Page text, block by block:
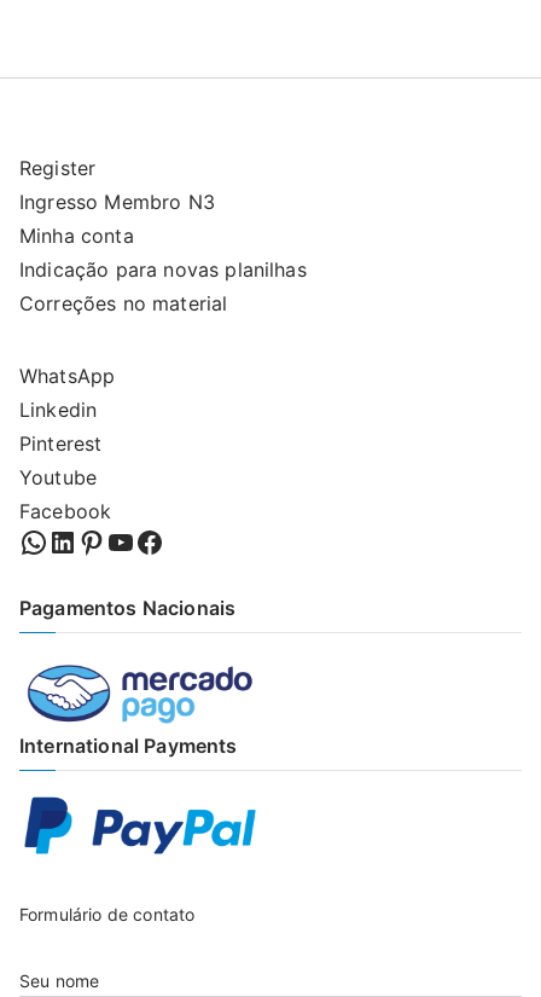
Register
Ingresso Membro N3
Minha conta
Indicação para novas planilhas
Correções no material
WhatsApp
Linkedin
Pinterest
Youtube
Facebook
WhatsApp
LinkedIn
Pinterest
YouTube
Facebook
Pagamentos Nacionais
International Payments
Formulário de contato
Seu nome